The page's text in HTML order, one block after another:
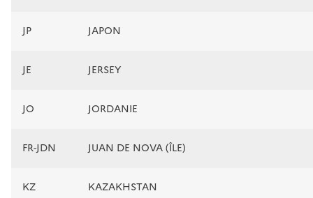
JP JAPON
JE JERSEY
JO JORDANIE
FR-JDN JUAN DE NOVA (ÎLE)
KZ KAZAKHSTAN